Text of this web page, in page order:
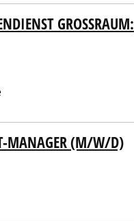
GROSSRAUM: WA
MANAGER (M/W/D)